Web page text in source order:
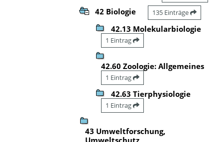
42 Biologie 135 Einträge
42.13 Molekularbiologie
1 Eintrag
42.60 Zoologie: Allgemeines
1 Eintrag
42.63 Tierphysiologie
1 Eintrag
43 Umweltforschung,
Umweltschutz